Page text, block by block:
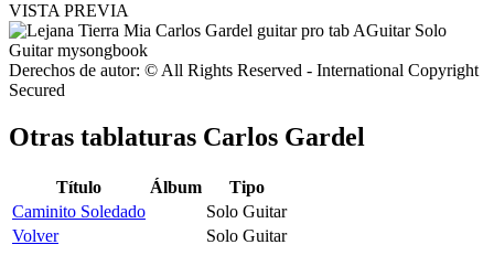
VISTA PREVIA
Derechos de autor: © All Rights Reserved - International Copyright
Secured
Otras tablaturas Carlos Gardel
Título Álbum
Tipo
Caminito Soledado
Solo Guitar
Volver
Solo Guitar